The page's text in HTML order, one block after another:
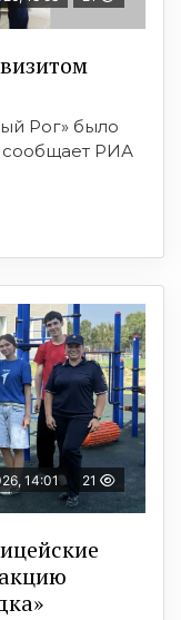
Рог» было
сообщает РИА
14:01 21